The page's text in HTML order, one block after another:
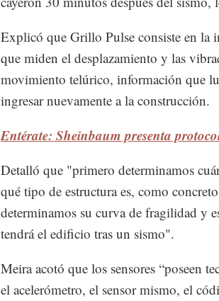
Explicó que Grillo Pulse consiste en la
que miden el desplazamiento y las
movimiento telúrico, información que
ingresar nuevamente a la construcción.
Entérate: Sheinbaum presenta
Detalló que "primero determinamos
qué tipo de estructura es, como
determinamos su curva de fragilidad y
tendrá el edificio tras un sismo".
Meira acotó que los sensores “poseen
el acelerómetro, el sensor mismo, el